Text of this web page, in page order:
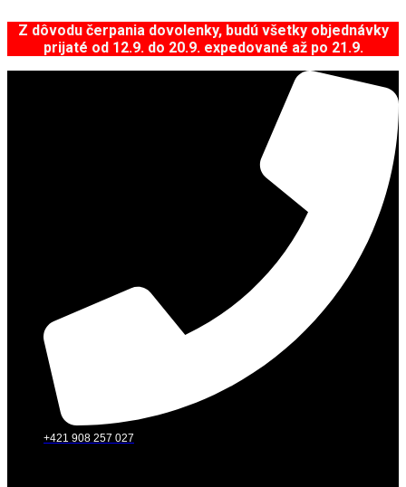
Z dôvodu čerpania dovolenky, budú všetky objednávky
prijaté od 12.9. do 20.9. expedované až po 21.9.
+421 908 257 027